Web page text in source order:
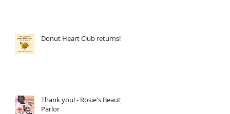
Donut Heart Club returns!
Thank you! - Rosie's Beauty
Parlor